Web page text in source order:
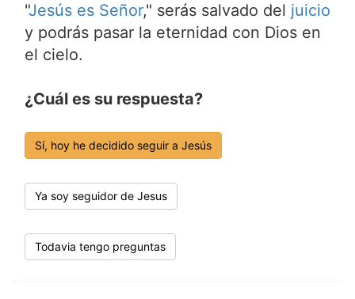
"Jesús es Señor," serás salvado del juicio
y podrás pasar la eternidad con Dios en
el cielo.
¿Cuál es su respuesta?
Sí, hoy he decidido seguir a Jesús
Ya soy seguidor de Jesus
Todavia tengo preguntas